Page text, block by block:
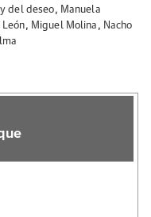
del deseo, Manuela
León, Miguel Molina , Nacho